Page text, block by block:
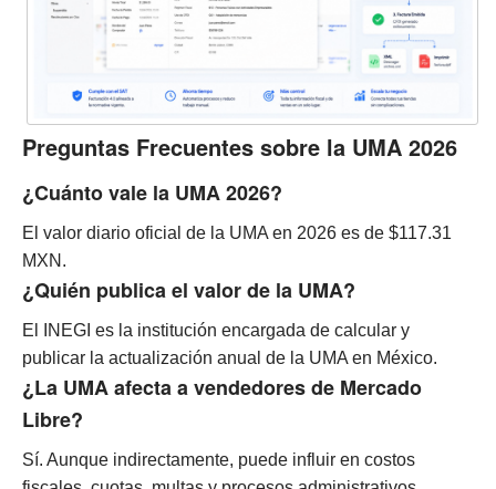
Preguntas Frecuentes sobre la UMA 2026
¿Cuánto vale la UMA 2026?
El valor diario oficial de la UMA en 2026 es de $117.31
MXN.
¿Quién publica el valor de la UMA?
El INEGI es la institución encargada de calcular y
publicar la actualización anual de la UMA en México.
¿La UMA afecta a vendedores de Mercado
Libre?
Sí. Aunque indirectamente, puede influir en costos